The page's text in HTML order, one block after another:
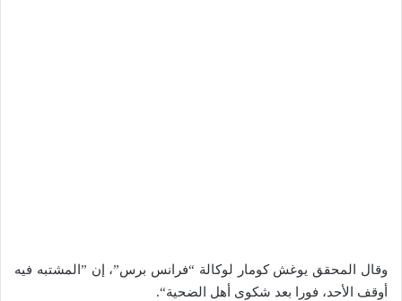
وقال المحقق يوغش كومار لوكالة “فرانس برس”، إن ”المشتبه فيه
أوقف الأحد، فورا بعد شكوى أهل الضحية“.